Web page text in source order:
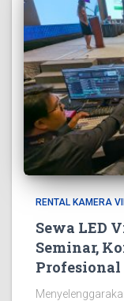
RENTAL KAMERA
Sewa LED
Seminar,
Profesional